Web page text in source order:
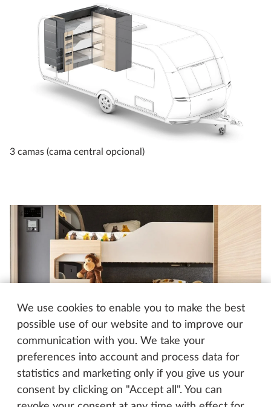
We use cookies to enable you to make the best
possible use of our website and to improve our
communication with you. We take your
preferences into account and process data for
statistics and marketing only if you give us your
consent by clicking on "Accept all". You can
3 camas (cama central opcional)
Dormitorio y recreo
La popa multifuncional puede alojar una litera de